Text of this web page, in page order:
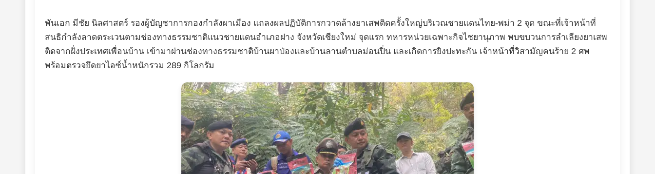
พันเอก มีชัย นิลศาสตร์ รองผู้บัญชาการกองกำลังผาเมือง แถลงผลปฏิบัติการกวาดล้างยาเสพติดครั้งใหญ่บริเวณชายแดนไทย-พม่า 2 จุด ขณะที่เจ้าหน้าที่
สนธิกำลังลาดตระเวนตามช่องทางธรรมชาติแนวชายแดนอำเภอฝาง จังหวัดเชียงใหม่ จุดแรก ทหารหน่วยเฉพาะกิจไชยานุภาพ พบขบวนการลำเลียงยาเสพ
ติดจากฝั่งประเทศเพื่อนบ้าน เข้ามาผ่านช่องทางธรรมชาติบ้านผาป่องและบ้านลานตำบลม่อนปิ่น และเกิดการยิงปะทะกัน เจ้าหน้าที่วิสามัญคนร้าย 2 ศพ
พร้อมตรวจยึดยาไอซ์น้ำหนักรวม 289 กิโลกรัม